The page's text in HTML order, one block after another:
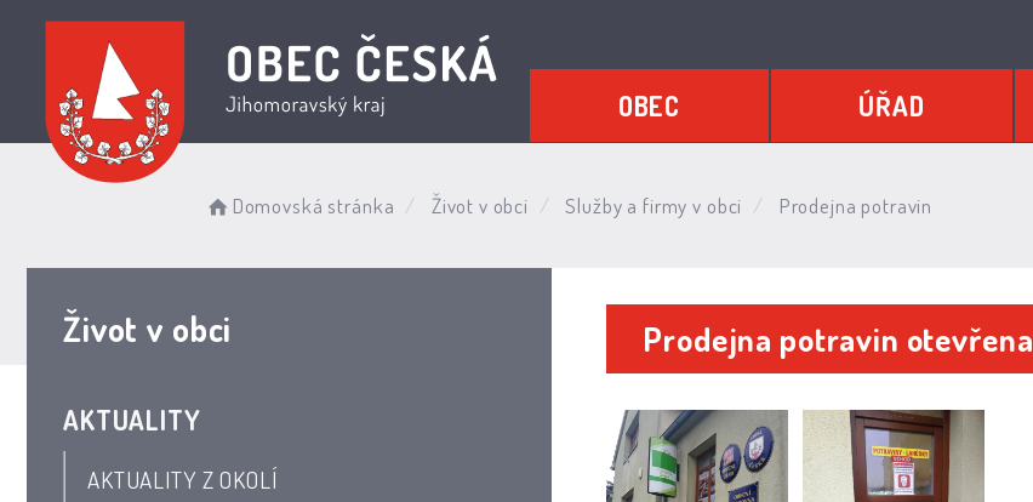
OBEC ÚŘAD
Domovská stránka Život v obci Služby a firmy v obci Prodejna potravin
Život v obci
AKTUALITY
AKTUALITY Z OKOLÍ
Prodejna potravin otevřena